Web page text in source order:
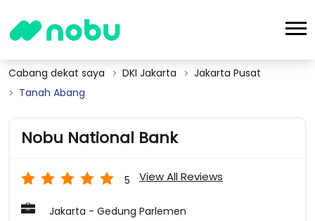
Cabang dekat saya DKI Jakarta
Jakarta Pusat
Tanah Abang
Nobu National Bank
5 View All Reviews
Jakarta - Gedung Parlemen